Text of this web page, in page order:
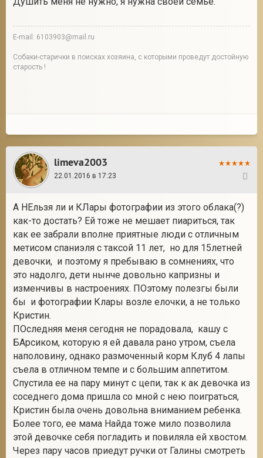
E-mail: 6103903@mail.ru
Собаки-старички в поисках хозяина, с которыми проведут достойную
старость !
limeva2003
22.01.2016 в 17:23
А НЕльзя ли и КЛары фотографии из этого облака(?)
как-то достать? Ей тоже не мешает пиариться, так
как ее забрали вполне приятные люди с отличным
метисом спаниэля с таксой 11 лет, но для 15летней
девочки, и поэтому я пребываю в сомнениях, что
это надолго, дети нынче довольно капризны и
изменчивы в настроениях. ПОэтому полезгы были
бы и фотографии Клары возле елочки, а не только
Кристин.
ПОследняя меня сегодня не порадовала, кашу с
БАрсиком, которую я ей давала рано утром, съела
наполовину, однако размоченный корм Клуб 4 лапы
съела в отличном темпе и с большим аппетитом.
Спустила ее на пару минут с цепи, так к ак девочка из
соседнего дома пришла со мной с нею поиграться,
Кристин была очень довольна вниманием ребенка.
Более того, ее мама Найда тоже мило позволила
этой девочке себя погладить и повиляла ей хвостом.
Через пару часов приедут ручки от Галины смотреть